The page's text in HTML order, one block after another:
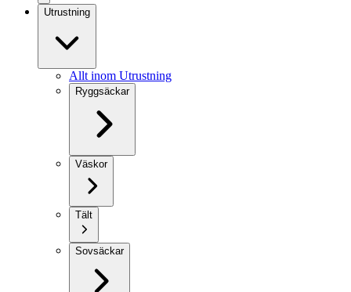
Utrustning
Allt inom Utrustning
Ryggsäckar
Väskor
Tält
Sovsäckar